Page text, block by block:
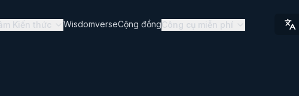
Kiến thức WisdomverseCộng đồngCông cụ miễn phí